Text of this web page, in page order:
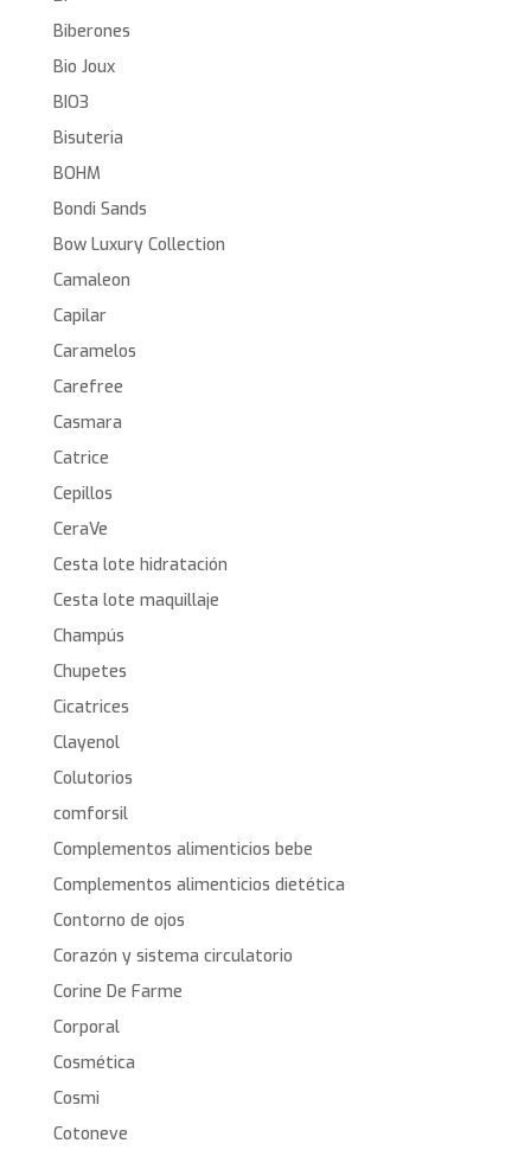
Biberones
Bio Joux
BIO3
Bisuteria
BOHM
Bondi Sands
Bow Luxury Collection
Camaleon
Capilar
Caramelos
Carefree
Casmara
Catrice
Cepillos
CeraVe
Cesta lote hidratación
Cesta lote maquillaje
Champús
Chupetes
Cicatrices
Clayenol
Colutorios
comforsil
Complementos alimenticios bebe
Complementos alimenticios dietética
Contorno de ojos
Corazón y sistema circulatorio
Corine De Farme
Corporal
Cosmética
Cosmi
Cotoneve